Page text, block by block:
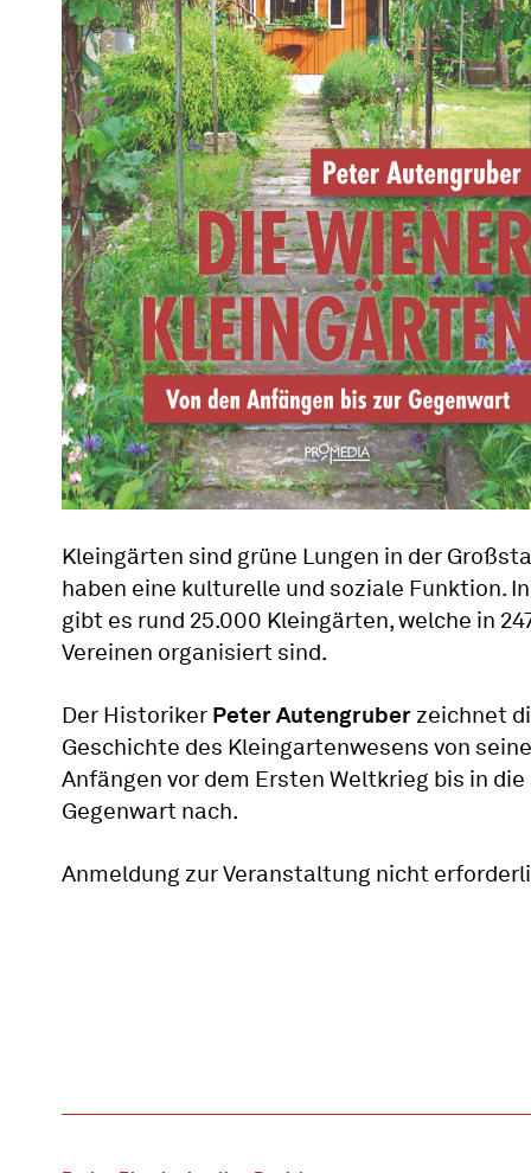
Kleingärten sind grüne Lungen in der
haben eine kulturelle und soziale Funktion.
gibt es rund 25.000 Kleingärten, welche in
Vereinen organisiert sind.
Der Historiker Peter Autengruber zeichnet
Geschichte des Kleingartenwesens von
Anfängen vor dem Ersten Weltkrieg bis in die
Gegenwart nach.
Anmeldung zur Veranstaltung nicht